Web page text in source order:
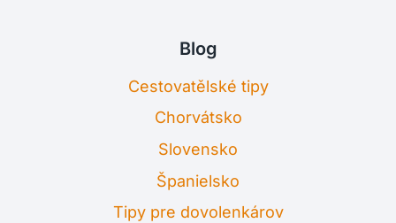
Blog
Cestovatělské tipy
Chorvátsko
Slovensko
Španielsko
Tipy pre dovolenkárov